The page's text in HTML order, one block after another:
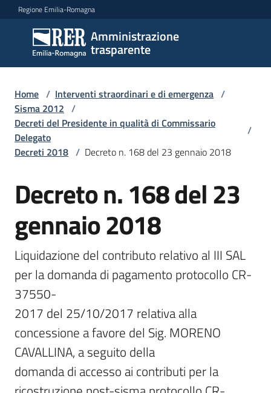
Vai al contenuto
Vai alla navigazione
Vai al footer
Regione Emilia-Romagna
Amministrazione
trasparente
Amministrazione
trasparente
Sottosezioni
Accesso
Home / Interventi straordinari e di emergenza /
Sisma 2012 /
Decreti del Presidente in qualità di Commissario
Delegato
/
Decreti 2018 / Decreto n. 168 del 23 gennaio 2018
Decreto n. 168 del 23
gennaio 2018
Liquidazione del contributo relativo al III SAL
per la domanda di pagamento protocollo CR-
37550-
2017 del 25/10/2017 relativa alla
concessione a favore del Sig. MORENO
CAVALLINA, a seguito della
domanda di accesso ai contributi per la